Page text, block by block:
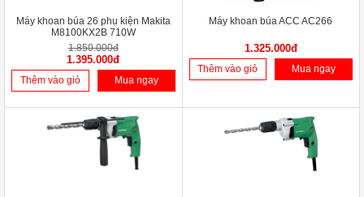
Máy khoan búa 26 phụ kiện Makita
M8100KX2B 710W
1.850.000đ
1.395.000đ
Thêm vào giỏ Mua ngay
Máy khoan búa ACC AC266
1.325.000đ
Thêm vào giỏ Mua ngay